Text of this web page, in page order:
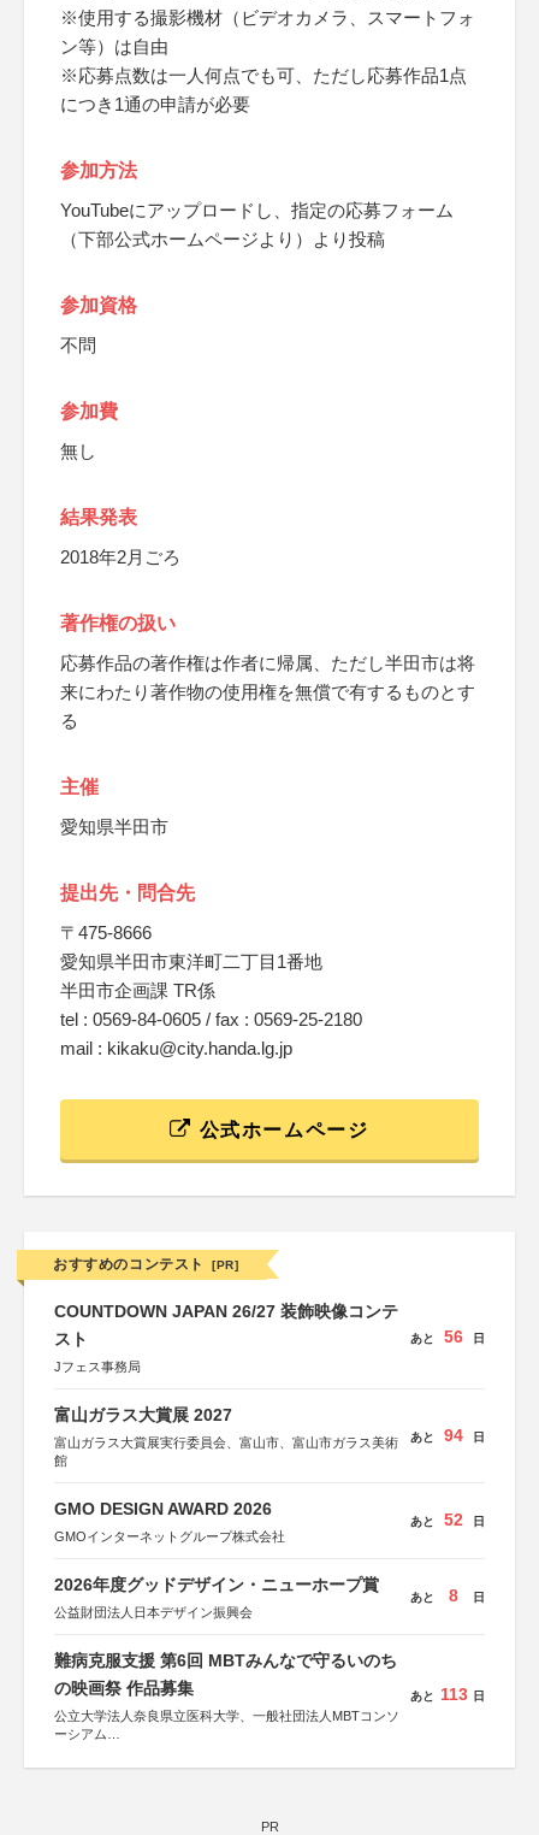
※使用する撮影機材（ビデオカメラ、スマートフォ
ン等）は自由
※応募点数は一人何点でも可、ただし応募作品1点
につき1通の申請が必要
参加方法
YouTubeにアップロードし、指定の応募フォーム
（下部公式ホームページより）より投稿
参加資格
不問
参加費
無し
結果発表
2018年2月ごろ
著作権の扱い
応募作品の著作権は作者に帰属、ただし半田市は将
来にわたり著作物の使用権を無償で有するものとす
る
主催
愛知県半田市
提出先・問合先
〒475-8666
愛知県半田市東洋町二丁目1番地
半田市企画課 TR係
tel : 0569-84-0605 / fax : 0569-25-2180
mail : kikaku@city.handa.lg.jp
公式ホームページ
おすすめのコンテスト [PR]
COUNTDOWN JAPAN 26/27 装飾映像コンテ
スト
Jフェス事務局
あと 56 日
富山ガラス大賞展 2027
富山ガラス大賞展実行委員会、富山市、富山市ガラス美術
館
あと 94 日
GMO DESIGN AWARD 2026
GMOインターネットグループ株式会社
あと 52 日
2026年度グッドデザイン・ニューホープ賞
公益財団法人日本デザイン振興会
あと 8 日
難病克服支援 第6回 MBTみんなで守るいのち
の映画祭 作品募集
公立大学法人奈良県立医科大学、一般社団法人MBTコンソ
ーシアム
協力：読売新聞社
あと 113 日
PR